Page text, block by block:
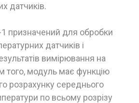
датчиків.
призначений для обробки
датчиків і
вимірювання на
того, модуль має функцію
розрахунку середнього
по всьому розрізу